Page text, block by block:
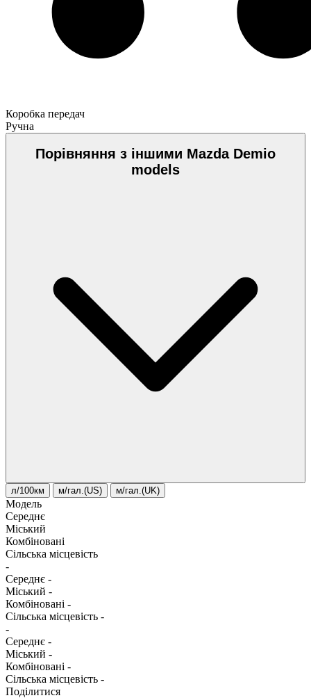
Коробка передач
Ручна
Порівняння з іншими Mazda Demio
models
л/100км м/гал.(US) м/гал.(UK)
Модель
Середнє
Міський
Комбіновані
Сільська місцевість
-
Середнє -
Міський -
Комбіновані -
Сільська місцевість -
-
Середнє -
Міський -
Комбіновані -
Сільська місцевість -
Поділитися